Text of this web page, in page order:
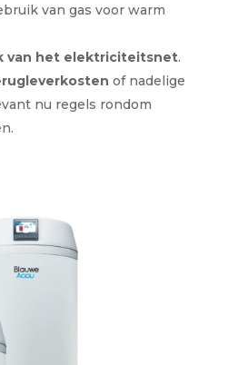
van gas voor warm
van het elektriciteitsnet.
of nadelige
nu regels rondom